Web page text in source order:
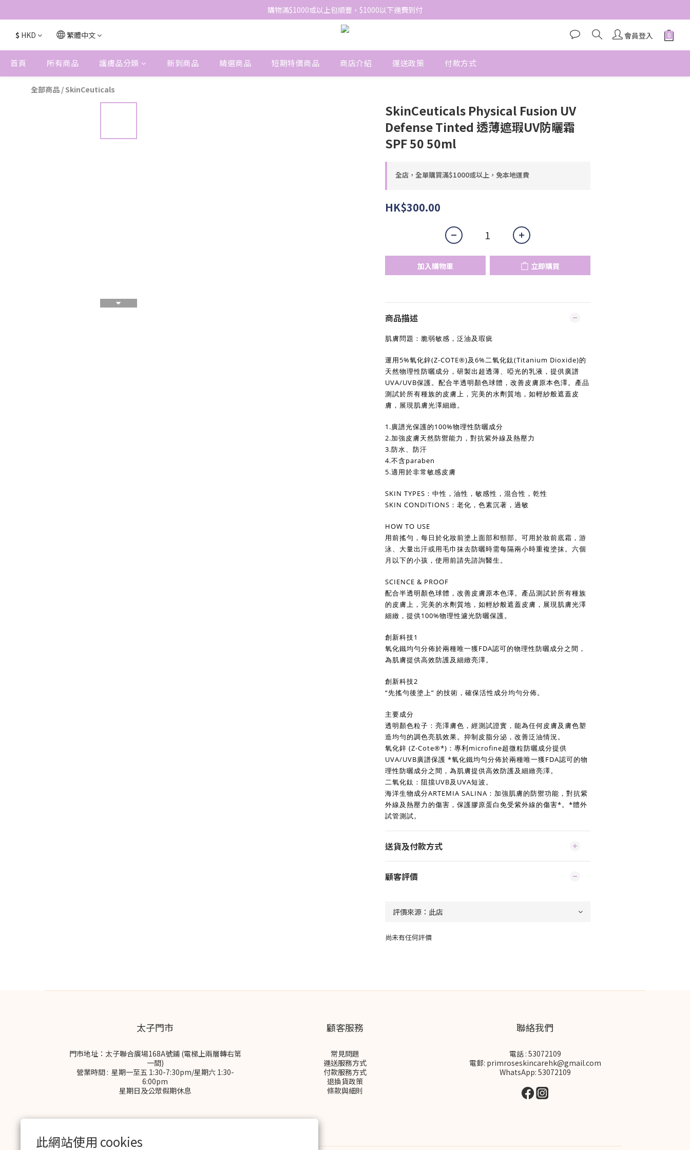
此網站使用 cookies
網站免費登記會員，會員優惠價於結帳時自動扣減
購物滿$1000或以上包順豐，$1000以下運費到付
網站免費登記會員，會員優惠價於結帳時自動扣減
$ HKD 繁體中文 會員登入
首頁 所有商品 護膚品分類 新到商品 精選商品 短期特價商品 商店介紹 運送政策 付款方式
全部商品 / SkinCeuticals
SkinCeuticals Physical Fusion UV
Defense Tinted 透薄遮瑕UV防曬霜
SPF 50 50ml
全店，全單購買滿$1000或以上，免本地運費
HK$300.00
加入購物車 立即購買
商品描述
肌膚問題：脆弱敏感，泛油及瑕疵
運用5%氧化鋅(Z-COTE®)及6%二氧化鈦(Titanium Dioxide)的
天然物理性防曬成分，研製出超透薄、啞光的乳液，提供廣譜
UVA/UVB保護。配合半透明顏色球體，改善皮膚原本色澤。產品
測試於所有種族的皮膚上，完美的水劑質地，如輕紗般遮蓋皮
膚，展現肌膚光澤細緻。
1.廣譜光保護的100%物理性防曬成分
2.加強皮膚天然防禦能力，對抗紫外線及熱壓力
3.防水、防汗
4.不含paraben
5.適用於非常敏感皮膚
SKIN TYPES：中性，油性，敏感性，混合性，乾性
SKIN CONDITIONS：老化，色素沉著，過敏
HOW TO USE
用前搖勻，每日於化妝前塗上面部和頸部。可用於妝前底霜，游
泳、大量出汗或用毛巾抹去防曬時需每隔兩小時重複塗抹。六個
月以下的小孩，使用前請先諮詢醫生。
SCIENCE & PROOF
配合半透明顏色球體，改善皮膚原本色澤。產品測試於所有種族
的皮膚上，完美的水劑質地，如輕紗般遮蓋皮膚，展現肌膚光澤
細緻，提供100%物理性濾光防曬保護。
創新科技1
氧化鐵均勻分佈於兩種唯一獲FDA認可的物理性防曬成分之間，
為肌膚提供高效防護及細緻亮澤。
創新科技2
“先搖勻後塗上” 的技術，確保活性成分均勻分佈。
主要成分
透明顏色粒子：亮澤膚色，經測試證實，能為任何皮膚及膚色塑
造均勻的調色亮肌效果。抑制皮脂分泌，改善泛油情況。
氧化鋅 (Z-Cote®*)：專利microfine超微粒防曬成分提供
UVA/UVB廣譜保護 *氧化鐵均勻分佈於兩種唯一獲FDA認可的物
理性防曬成分之間，為肌膚提供高效防護及細緻亮澤。
二氧化鈦：阻擋UVB及UVA短波。
海洋生物成分ARTEMIA SALINA：加強肌膚的防禦功能，對抗紫
外線及熱壓力的傷害，保護膠原蛋白免受紫外線的傷害*。*體外
試管測試。
送貨及付款方式
顧客評價
尚未有任何評價
太子門市
門市地址：太子聯合廣場168A號鋪 (電梯上兩層轉右第
一間)
營業時間 : 星期一至五 1:30-7:30pm/星期六 1:30-
6:00pm
星期日及公眾假期休息
顧客服務
常見問題
運送服務方式
付款服務方式
退換貨政策
條款與細則
聯絡我們
電話 : 53072109
電郵: primroseskincarehk@gmail.com
WhatsApp: 53072109